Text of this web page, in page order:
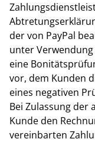
der von PayPal
unter
eine
vor, dem Kunden
eines negativen
Bei Zulassung der
Kunde den
vereinbarten